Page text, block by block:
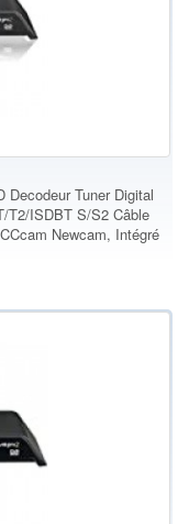
Tuner Digital
T2/ISDBT S/S2 Câble
Newcam, Intégré